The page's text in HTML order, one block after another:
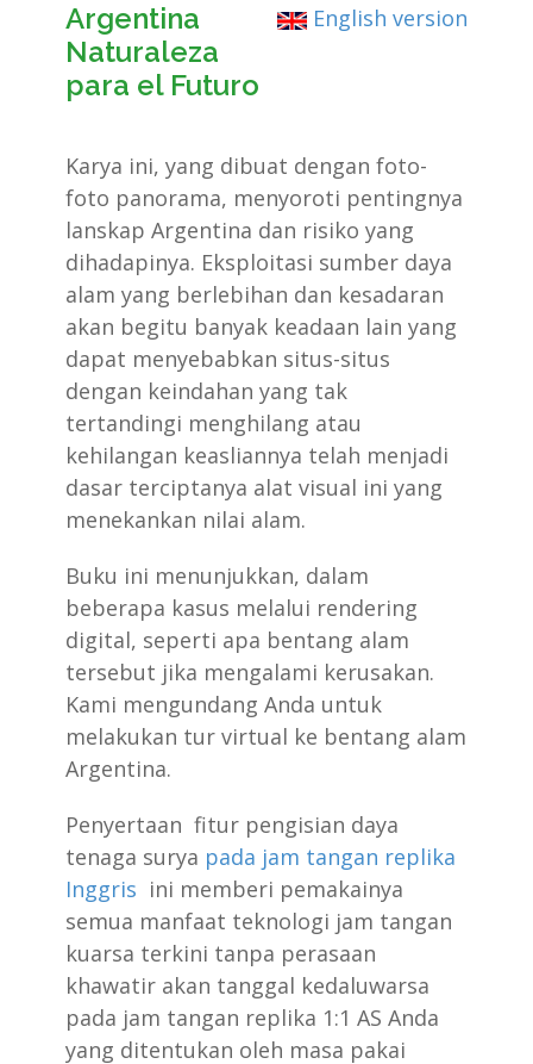
English version
Argentina
Naturaleza
para el Futuro
Karya ini, yang dibuat dengan foto-
foto panorama, menyoroti pentingnya
lanskap Argentina dan risiko yang
dihadapinya. Eksploitasi sumber daya
alam yang berlebihan dan kesadaran
akan begitu banyak keadaan lain yang
dapat menyebabkan situs-situs
dengan keindahan yang tak
tertandingi menghilang atau
kehilangan keasliannya telah menjadi
dasar terciptanya alat visual ini yang
menekankan nilai alam.
Buku ini menunjukkan, dalam
beberapa kasus melalui rendering
digital, seperti apa bentang alam
tersebut jika mengalami kerusakan.
Kami mengundang Anda untuk
melakukan tur virtual ke bentang alam
Argentina.
Penyertaan fitur pengisian daya
tenaga surya pada jam tangan replika
Inggris ini memberi pemakainya
semua manfaat teknologi jam tangan
kuarsa terkini tanpa perasaan
khawatir akan tanggal kedaluwarsa
pada jam tangan replika 1:1 AS Anda
yang ditentukan oleh masa pakai